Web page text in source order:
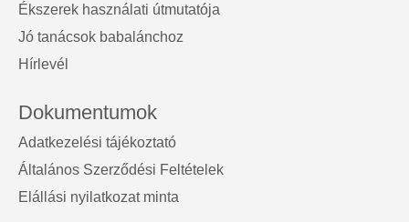
Ékszerek használati útmutatója
Jó tanácsok babalánchoz
Hírlevél
Dokumentumok
Adatkezelési tájékoztató
Általános Szerződési Feltételek
Elállási nyilatkozat minta